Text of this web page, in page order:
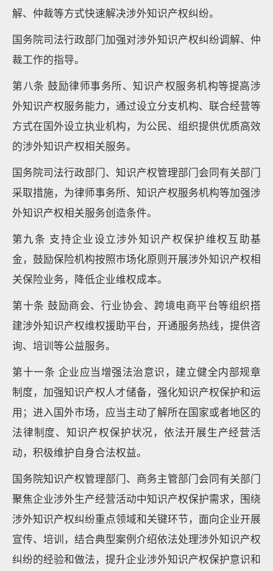
解、仲裁等方式快速解决涉外知识产权纠纷。
国务院司法行政部门加强对涉外知识产权纠纷调解、仲
裁工作的指导。
第八条 鼓励律师事务所、知识产权服务机构等提高涉
外知识产权服务能力，通过设立分支机构、联合经营等
方式在国外设立执业机构，为公民、组织提供优质高效
的涉外知识产权相关服务。
国务院司法行政部门、知识产权管理部门会同有关部门
采取措施，为律师事务所、知识产权服务机构等加强涉
外知识产权相关服务创造条件。
第九条 支持企业设立涉外知识产权保护维权互助基
金，鼓励保险机构按照市场化原则开展涉外知识产权相
关保险业务，降低企业维权成本。
第十条 鼓励商会、行业协会、跨境电商平台等组织搭
建涉外知识产权维权援助平台，开通服务热线，提供咨
询、培训等公益服务。
第十一条 企业应当增强法治意识，建立健全内部规章
制度，加强知识产权人才储备，强化知识产权保护和运
用；进入国外市场，应当主动了解所在国家或者地区的
法律制度、知识产权保护状况，依法开展生产经营活
动，积极维护自身合法权益。
国务院知识产权管理部门、商务主管部门会同有关部门
聚焦企业涉外生产经营活动中知识产权保护需求，围绕
涉外知识产权纠纷重点领域和关键环节，面向企业开展
宣传、培训，结合典型案例介绍依法处理涉外知识产权
纠纷的经验和做法，提升企业涉外知识产权保护意识和